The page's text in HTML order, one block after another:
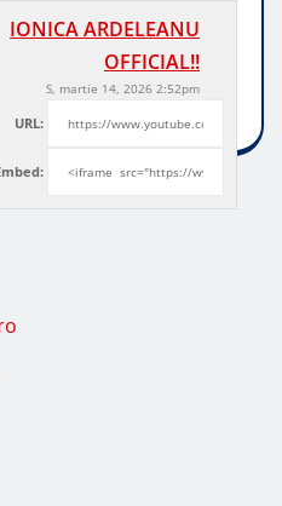
IONICA ARDELEANU
OFFICIAL!!
S, martie 14, 2026 2:52pm
URL: